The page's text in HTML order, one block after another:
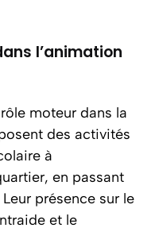
l’animation
moteur dans la
des activités
à
en passant
présence sur le
et le